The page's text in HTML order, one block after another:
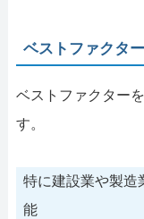
ベストファクタ
ベストファクター
す。
特に建設業や製造
能